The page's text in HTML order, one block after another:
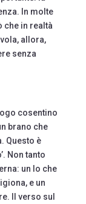
In molte
che in realtà
allora,
senza
cosentino
brano che
Questo è
Non tanto
un Io che
e un
Il verso sul